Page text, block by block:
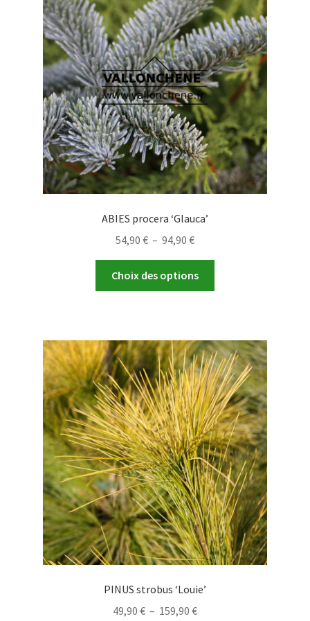
peuvent
être
choisies
sur
la
page
du
produit
ABIES procera ‘Glauca’
54,90 € – 94,90 €Plage
prix :
54,90 €
Choix des options
Les
options
peuvent
être
choisies
sur
la
page
du
produit
PINUS strobus ‘Louie’
49,90 € – 159,90 €Plage